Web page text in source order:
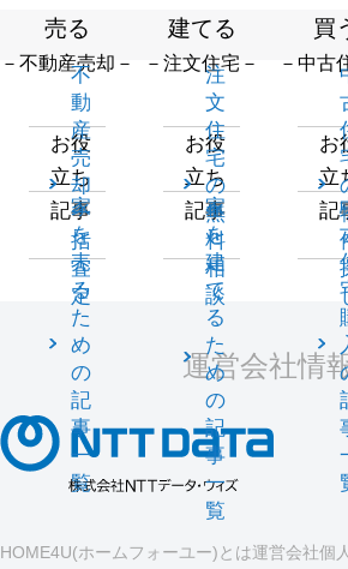
売る
－不動産売却－
不
動
産
売
却
一
括
査
定
お役
立ち
記事
家
を
売
る
た
め
の
記
事
一
覧
建てる
－注文住宅－
注
文
住
宅
の
無
料
相
談
お役
立ち
記事
家
を
建
て
る
た
め
の
記
事
一
覧
買
－中古
お
立
記
運営会社情
HOME4U(ホームフォーユー)とは運営会社個